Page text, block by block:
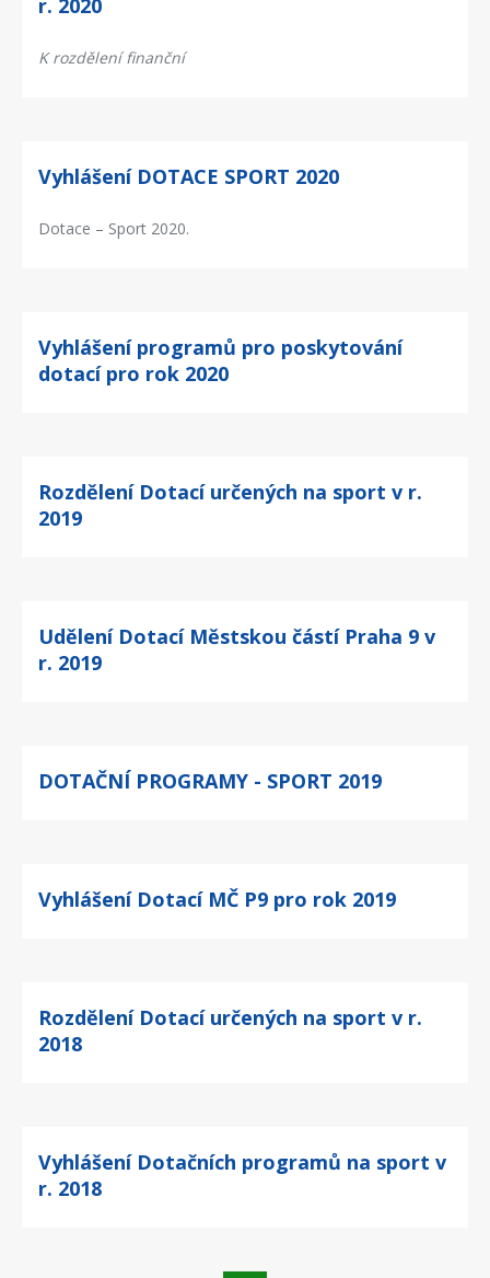
K rozdělení finanční
Vyhlášení DOTACE SPORT 2020
Dotace – Sport 2020.
Vyhlášení programů pro poskytování
dotací pro rok 2020
Rozdělení Dotací určených na sport v r.
2019
Udělení Dotací Městskou částí Praha 9 v
r. 2019
DOTAČNÍ PROGRAMY - SPORT 2019
Vyhlášení Dotací MČ P9 pro rok 2019
Rozdělení Dotací určených na sport v r.
2018
Vyhlášení Dotačních programů na sport v
r. 2018